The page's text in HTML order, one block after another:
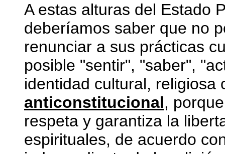
A estas alturas del Estado
deberíamos saber que no
renunciar a sus prácticas
posible "sentir", "saber",
identidad cultural, religiosa
anticonstitucional,
respeta y garantiza la
espirituales, de acuerdo